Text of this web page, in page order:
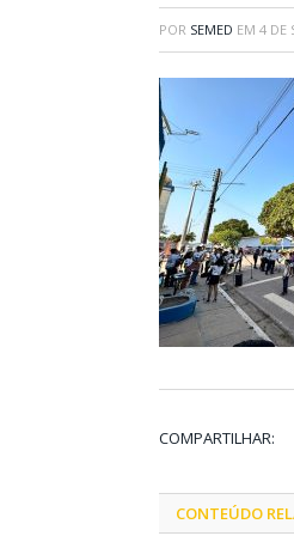
POR SEMED EM 4 DE
COMPARTILHAR:
CONTEÚDO